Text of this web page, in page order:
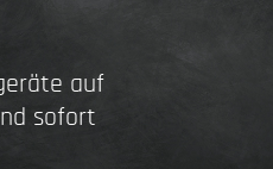
auf
sofort